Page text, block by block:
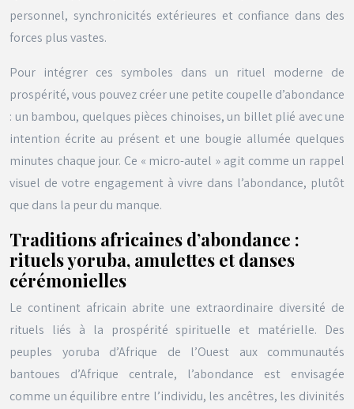
personnel, synchronicités extérieures et confiance dans des
forces plus vastes.
Pour intégrer ces symboles dans un rituel moderne de
prospérité, vous pouvez créer une petite coupelle d’abondance
: un bambou, quelques pièces chinoises, un billet plié avec une
intention écrite au présent et une bougie allumée quelques
minutes chaque jour. Ce « micro-autel » agit comme un rappel
visuel de votre engagement à vivre dans l’abondance, plutôt
que dans la peur du manque.
Traditions africaines d’abondance :
rituels yoruba, amulettes et danses
cérémonielles
Le continent africain abrite une extraordinaire diversité de
rituels liés à la prospérité spirituelle et matérielle. Des
peuples yoruba d’Afrique de l’Ouest aux communautés
bantoues d’Afrique centrale, l’abondance est envisagée
comme un équilibre entre l’individu, les ancêtres, les divinités